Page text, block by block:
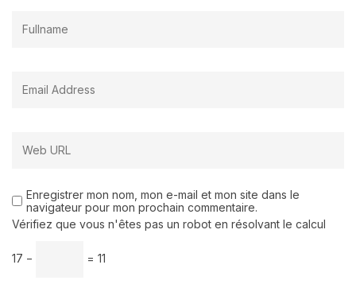
Enregistrer mon nom, mon e-mail et mon site dans le
navigateur pour mon prochain commentaire.
Vérifiez que vous n'êtes pas un robot en résolvant le calcul
17 − = 11